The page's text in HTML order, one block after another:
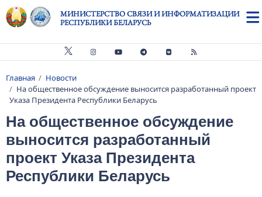
Перейти к основному содержанию
МИНИСТЕРСТВО СВЯЗИ И ИНФОРМАТИЗАЦИИ
РЕСПУБЛИКИ БЕЛАРУСЬ
Строка навигации
Главная
Новости
На общественное обсуждение выносится разработанный проект
Указа Президента Республики Беларусь
На общественное обсуждение
выносится разработанный
проект Указа Президента
Республики Беларусь